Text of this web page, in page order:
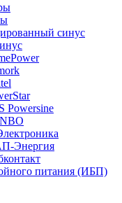
синус
Powersine
Энергия
питания (ИБП)